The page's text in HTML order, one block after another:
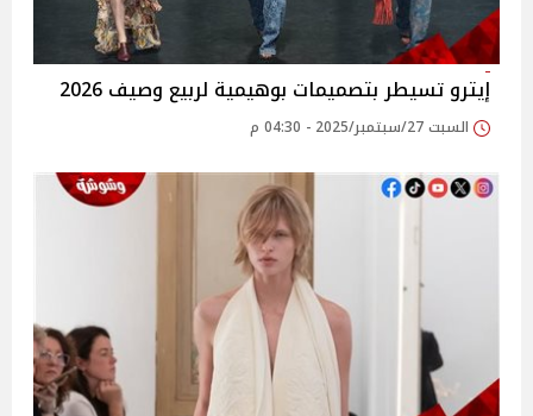
إيترو تسيطر بتصميمات بوهيمية لربيع وصيف 2026
السبت 27/سبتمبر/2025 - 04:30 م